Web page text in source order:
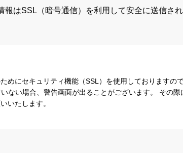
報はSSL（暗号通信） を利用して安全に送信さ
めにセキュリティ機能（SSL）を使用しておりますの
ない場合、警告画面が出ることがございます。 その
いたします。